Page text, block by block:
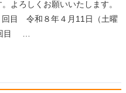
よろしくお願いいたします。
回目 令和８年４月11日（土曜
目 …